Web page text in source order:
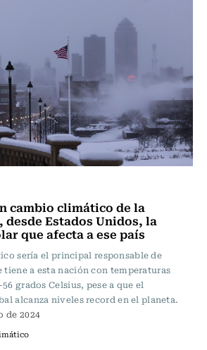
cambio climático de la
desde Estados Unidos, la
que afecta a ese país
sería el principal responsable de
tiene a esta nación con temperaturas
grados Celsius, pese a que el
alcanza niveles record en el planeta.
de 2024